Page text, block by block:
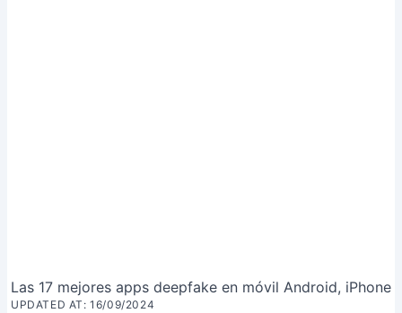
Las 17 mejores apps deepfake en móvil Android, iPhone
UPDATED AT: 16/09/2024